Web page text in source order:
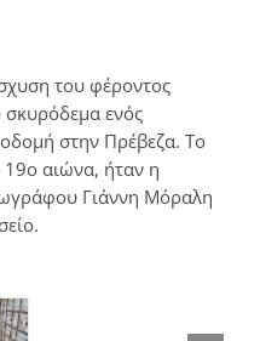
του φέροντος
σκυρόδεμα ενός
στην Πρέβεζα. Το
19ο αιώνα, ήταν η
Γιάννη Μόραλη